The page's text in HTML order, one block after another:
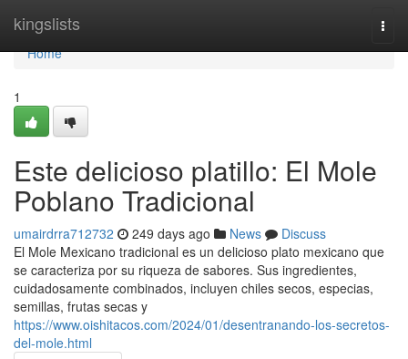
kingslists
Home
Home
1
Este delicioso platillo: El Mole
Poblano Tradicional
umairdrra712732 249 days ago News
Discuss
El Mole Mexicano tradicional es un delicioso plato mexicano que
se caracteriza por su riqueza de sabores. Sus ingredientes,
cuidadosamente combinados, incluyen chiles secos, especias,
semillas, frutas secas y
https://www.oishitacos.com/2024/01/desentranando-los-secretos-
del-mole.html